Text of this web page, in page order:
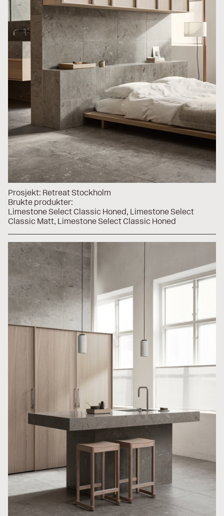
Prosjekt: Retreat Stockholm
Brukte produkter:
Limestone Select Classic Honed Limestone Select
Classic Matt Limestone Select Classic Honed